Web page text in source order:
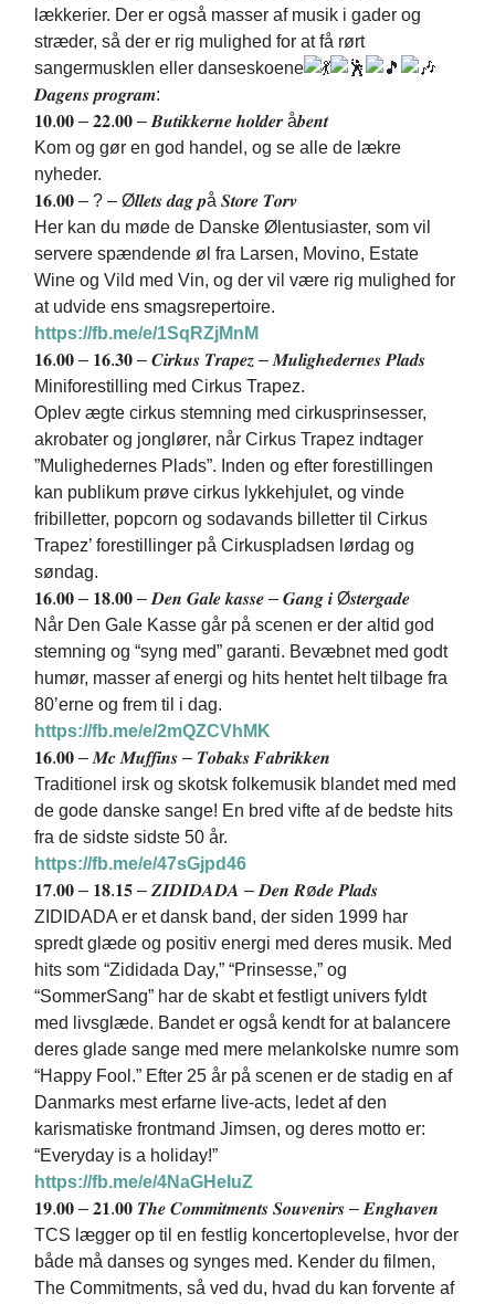
lækkerier. Der er også masser af musik i gader og
stræder, så der er rig mulighed for at få rørt
sangermusklen eller danseskoene
𝑫𝒂𝒈𝒆𝒏𝒔 𝒑𝒓𝒐𝒈𝒓𝒂𝒎:
𝟏𝟎.𝟎𝟎 – 𝟐𝟐.𝟎𝟎 – 𝑩𝒖𝒕𝒊𝒌𝒌𝒆𝒓𝒏𝒆 𝒉𝒐𝒍𝒅𝒆𝒓 å𝒃𝒆𝒏𝒕
Kom og gør en god handel, og se alle de lækre
nyheder.
𝟏𝟔.𝟎𝟎 – ? – Ø𝒍𝒍𝒆𝒕𝒔 𝒅𝒂𝒈 𝒑å 𝑺𝒕𝒐𝒓𝒆 𝑻𝒐𝒓𝒗
Her kan du møde de Danske Ølentusiaster, som vil
servere spændende øl fra Larsen, Movino, Estate
Wine og Vild med Vin, og der vil være rig mulighed for
at udvide ens smagsrepertoire.
https://fb.me/e/1SqRZjMnM
𝟏𝟔.𝟎𝟎 – 𝟏𝟔.𝟑𝟎 – 𝑪𝒊𝒓𝒌𝒖𝒔 𝑻𝒓𝒂𝒑𝒆𝒛 – 𝑴𝒖𝒍𝒊𝒈𝒉𝒆𝒅𝒆𝒓𝒏𝒆𝒔 𝑷𝒍𝒂𝒅𝒔
Miniforestilling med Cirkus Trapez.
Oplev ægte cirkus stemning med cirkusprinsesser,
akrobater og jonglører, når Cirkus Trapez indtager
”Mulighedernes Plads”. Inden og efter forestillingen
kan publikum prøve cirkus lykkehjulet, og vinde
fribilletter, popcorn og sodavands billetter til Cirkus
Trapez’ forestillinger på Cirkuspladsen lørdag og
søndag.
𝟏𝟔.𝟎𝟎 – 𝟏𝟖.𝟎𝟎 – 𝑫𝒆𝒏 𝑮𝒂𝒍𝒆 𝒌𝒂𝒔𝒔𝒆 – 𝑮𝒂𝒏𝒈 𝒊 Ø𝒔𝒕𝒆𝒓𝒈𝒂𝒅𝒆
Når Den Gale Kasse går på scenen er der altid god
stemning og “syng med” garanti. Bevæbnet med godt
humør, masser af energi og hits hentet helt tilbage fra
80’erne og frem til i dag.
https://fb.me/e/2mQZCVhMK
𝟏𝟔.𝟎𝟎 – 𝑴𝒄 𝑴𝒖𝒇𝒇𝒊𝒏𝒔 – 𝑻𝒐𝒃𝒂𝒌𝒔 𝑭𝒂𝒃𝒓𝒊𝒌𝒌𝒆𝒏
Traditionel irsk og skotsk folkemusik blandet med med
de gode danske sange! En bred vifte af de bedste hits
fra de sidste sidste 50 år.
https://fb.me/e/47sGjpd46
𝟏𝟕.𝟎𝟎 – 𝟏𝟖.𝟏𝟓 – 𝒁𝑰𝑫𝑰𝑫𝑨𝑫𝑨 – 𝑫𝒆𝒏 𝑹ø𝒅𝒆 𝑷𝒍𝒂𝒅𝒔
ZIDIDADA er et dansk band, der siden 1999 har
spredt glæde og positiv energi med deres musik. Med
hits som “Zididada Day,” “Prinsesse,” og
“SommerSang” har de skabt et festligt univers fyldt
med livsglæde. Bandet er også kendt for at balancere
deres glade sange med mere melankolske numre som
“Happy Fool.” Efter 25 år på scenen er de stadig en af
Danmarks mest erfarne live-acts, ledet af den
karismatiske frontmand Jimsen, og deres motto er:
“Everyday is a holiday!”
https://fb.me/e/4NaGHeIuZ
𝟏𝟗.𝟎𝟎 – 𝟐𝟏.𝟎𝟎 𝑻𝒉𝒆 𝑪𝒐𝒎𝒎𝒊𝒕𝒎𝒆𝒏𝒕𝒔 𝑺𝒐𝒖𝒗𝒆𝒏𝒊𝒓𝒔 – 𝑬𝒏𝒈𝒉𝒂𝒗𝒆𝒏
TCS lægger op til en festlig koncertoplevelse, hvor der
både må danses og synges med. Kender du filmen,
The Commitments, så ved du, hvad du kan forvente af